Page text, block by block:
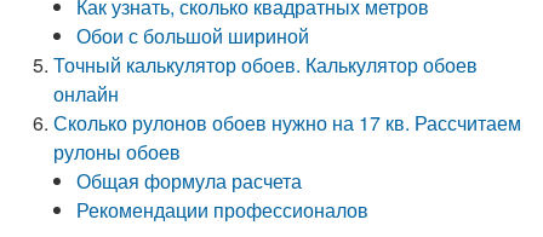
Как узнать, сколько квадратных метров
Обои с большой шириной
Точный калькулятор обоев. Калькулятор обоев
онлайн
Сколько рулонов обоев нужно на 17 кв. Рассчитаем
рулоны обоев
Общая формула расчета
Рекомендации профессионалов